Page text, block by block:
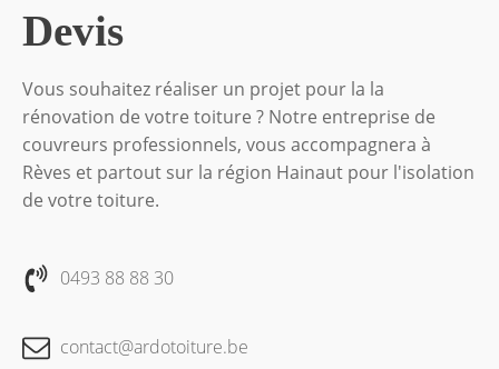
Devis
Vous souhaitez réaliser un projet pour la la
rénovation de votre toiture ? Notre entreprise de
couvreurs professionnels, vous accompagnera à
Rèves et partout sur la région Hainaut pour l'isolation
de votre toiture.
0493 88 88 30
contact@ardotoiture.be